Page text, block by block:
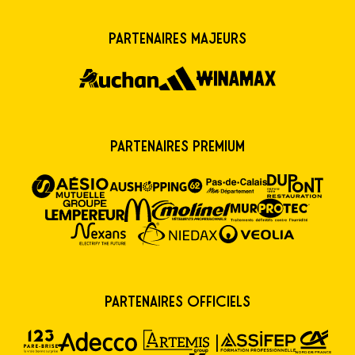
Partenaires majeurs
Partenaires premium
Partenaires Officiels